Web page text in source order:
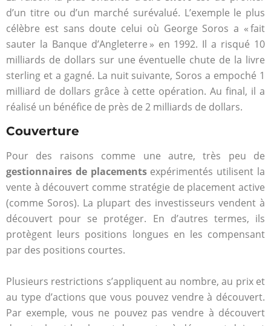
d’un titre ou d’un marché surévalué. L’exemple le plus
célèbre est sans doute celui où George Soros a « fait
sauter la Banque d’Angleterre » en 1992. Il a risqué 10
milliards de dollars sur une éventuelle chute de la livre
sterling et a gagné. La nuit suivante, Soros a empoché 1
milliard de dollars grâce à cette opération. Au final, il a
réalisé un bénéfice de près de 2 milliards de dollars.
Couverture
Pour des raisons comme une autre, très peu de
gestionnaires de placementsexpérimentés utilisent la
vente à découvert comme stratégie de placement active
(comme Soros). La plupart des investisseurs vendent à
découvert pour se protéger. En d’autres termes, ils
protègent leurs positions longues en les compensant
par des positions courtes.
Plusieurs restrictions s’appliquent au nombre, au prix et
au type d’actions que vous pouvez vendre à découvert.
Par exemple, vous ne pouvez pas vendre à découvert